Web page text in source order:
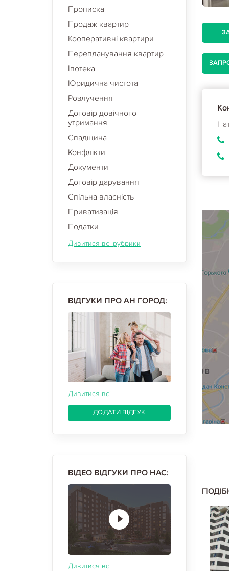
Прописка
Продаж квартир
Кооперативні квартири
Перепланування квартир
Іпотека
Юридична чистота
Розлучення
Договір довічного
утримання
Спадщина
Конфлікти
Документи
Договір дарування
Спільна власність
Приватизація
Податки
Дивитися всі рубрики
ВІДГУКИ ПРО АН ГОРОД:
Дивитися всі
ДОДАТИ ВІДГУК
ВІДЕО ВІДГУКИ ПРО НАС:
Дивитися всі